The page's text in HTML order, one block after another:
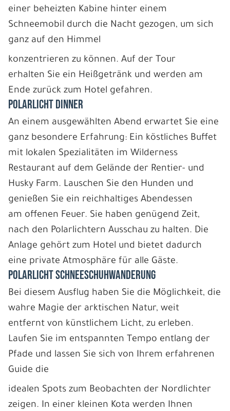
einer beheizten Kabine hinter einem
Schneemobil durch die Nacht gezogen, um sich
ganz auf den Himmel
konzentrieren zu können. Auf der Tour
erhalten Sie ein Heißgetränk und werden am
Ende zurück zum Hotel gefahren.
POLARLICHT DINNER
An einem ausgewählten Abend erwartet Sie eine
ganz besondere Erfahrung: Ein köstliches Buffet
mit lokalen Spezialitäten im Wilderness
Restaurant auf dem Gelände der Rentier- und
Husky Farm. Lauschen Sie den Hunden und
genießen Sie ein reichhaltiges Abendessen
am offenen Feuer. Sie haben genügend Zeit,
nach den Polarlichtern Ausschau zu halten. Die
Anlage gehört zum Hotel und bietet dadurch
eine private Atmosphäre für alle Gäste.
POLARLICHT SCHNEESCHUHWANDERUNG
Bei diesem Ausflug haben Sie die Möglichkeit, die
wahre Magie der arktischen Natur, weit
entfernt von künstlichem Licht, zu erleben.
Laufen Sie im entspannten Tempo entlang der
Pfade und lassen Sie sich von Ihrem erfahrenen
Guide die
idealen Spots zum Beobachten der Nordlichter
zeigen. In einer kleinen Kota werden Ihnen